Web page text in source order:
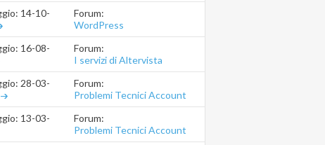
14-10-201315.06.40
Forum:
WordPress
16-08-201316.53.37
Forum:
I servizi di Altervista
28-03-201318.09.48
Forum:
Problemi Tecnici Account
13-03-201311.50.57
Forum:
Problemi Tecnici Account